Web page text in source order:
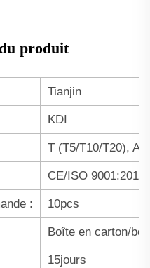
produit
Tianjin
KDI
T (T5/T10/T20),
CE/ISO 9001:2015
: 10pcs
Boîte en carton/
15jours